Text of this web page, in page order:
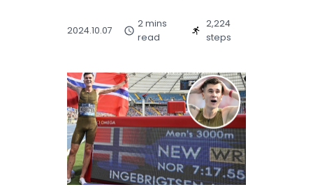
2024.10.07
2 mins
read
2,224
steps